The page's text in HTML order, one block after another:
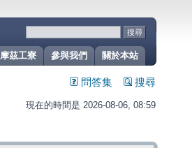
關於本站
參與我們
摩茲工寮
問答集 搜尋
現在的時間是 2026-08-06, 08:59